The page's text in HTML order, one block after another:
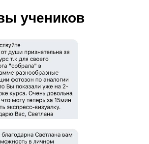
учеников